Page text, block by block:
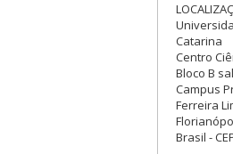
Catarina
Centro
Bloco B
Campus
Ferreira
Brasil -